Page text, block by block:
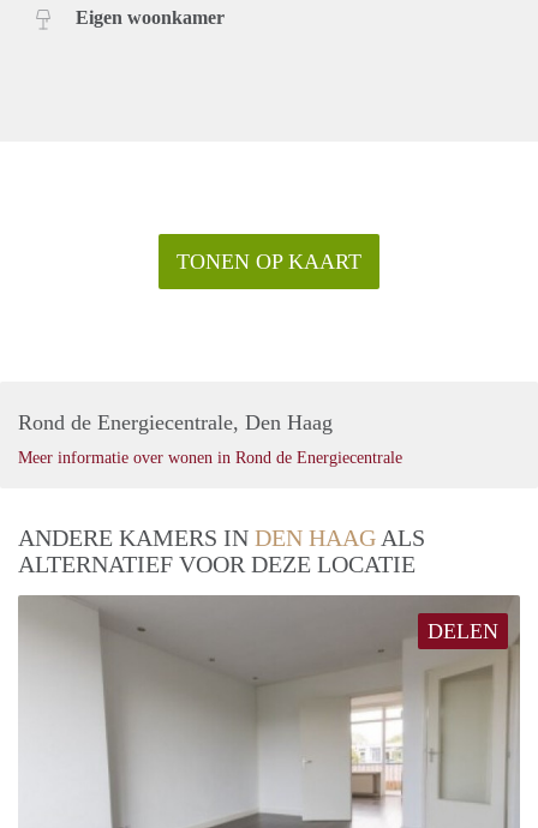
Eigen woonkamer
TONEN OP KAART
Rond de Energiecentrale, Den Haag
Meer informatie over wonen in Rond de Energiecentrale
ANDERE KAMERS IN DEN HAAG ALS
ALTERNATIEF VOOR DEZE LOCATIE
DELEN